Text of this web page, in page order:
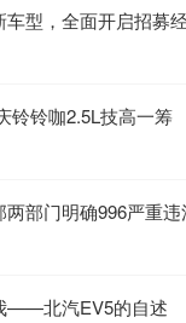
车型，全面开启招募
铃铃咖2.5L技高一筹
确996严重违法，工信部首次发
——北汽EV5的自述